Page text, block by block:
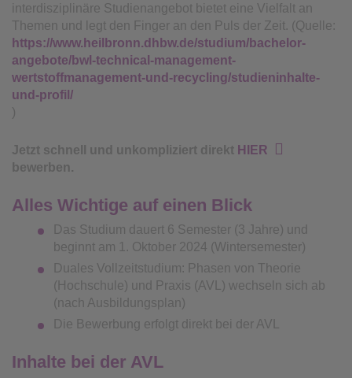
interdisziplinäre Studienangebot bietet eine Vielfalt an
Themen und legt den Finger an den Puls der Zeit. (Quelle:
https://www.heilbronn.dhbw.de/studium/bachelor-
angebote/bwl-technical-management-
wertstoffmanagement-und-recycling/studieninhalte-
und-profil/
)
Jetzt schnell und unkompliziert direkt HIER
bewerben.
Alles Wichtige auf einen Blick
Das Studium dauert 6 Semester (3 Jahre) und
beginnt am 1. Oktober 2024 (Wintersemester)
Duales Vollzeitstudium: Phasen von Theorie
(Hochschule) und Praxis (AVL) wechseln sich ab
(nach Ausbildungsplan)
Die Bewerbung erfolgt direkt bei der AVL
Inhalte bei der AVL